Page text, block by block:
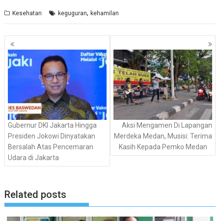
Kesehatan keguguran,kehamilan
Navigasi
pos
Gubernur DKI Jakarta Hingga
Presiden Jokowi Dinyatakan
Bersalah Atas Pencemaran
Udara di Jakarta
Aksi Mengamen Di Lapangan
Merdeka Medan, Musisi: Terima
Kasih Kepada Pemko Medan
Related posts